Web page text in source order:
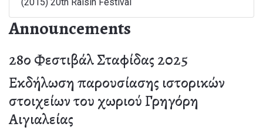
Announcements
28ο Φεστιβάλ Σταφίδας 2025
Εκδήλωση παρουσίασης ιστορικών
στοιχείων του χωριού Γρηγόρη
Αιγιαλείας